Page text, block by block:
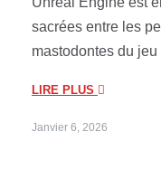
sacrées entre les
mastodontes du jeu
LIRE PLUS
Janvier 6, 2026